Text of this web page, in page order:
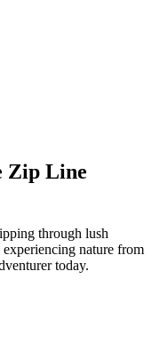
Zip Line
through lush
nature from
today.